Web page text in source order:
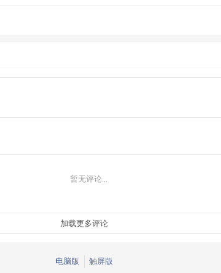
暂无评论...
电脑版 触屏版